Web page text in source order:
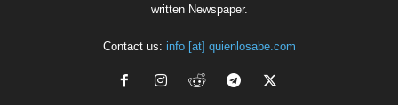
written Newspaper.
Contact us: info [at] quienlosabe.com